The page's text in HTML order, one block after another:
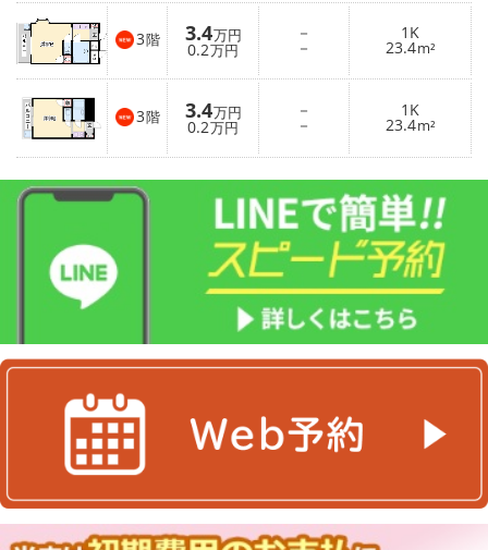
3階 3.4万円
0.2万円
－
－
1K
23.4m²
3階 3.4万円
0.2万円
－
－
1K
23.4m²